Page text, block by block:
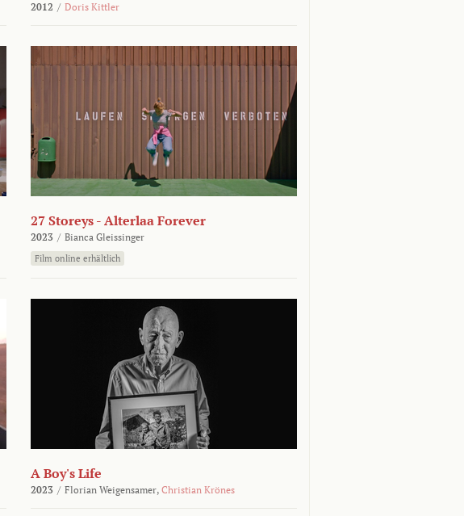
2012 / Doris Kittler
27 Storeys - Alterlaa Forever
2023 / Bianca Gleissinger
Film online erhältlich
A Boy's Life
2023 / Florian Weigensamer, Christian Krönes